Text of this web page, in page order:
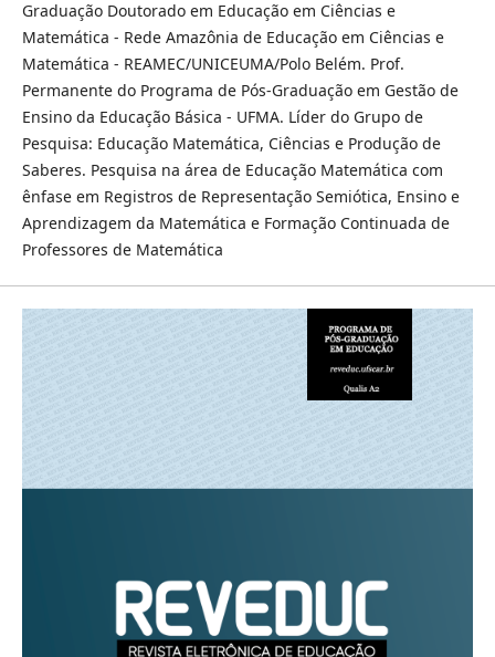
Graduação Doutorado em Educação em Ciências e
Matemática - Rede Amazônia de Educação em Ciências e
Matemática - REAMEC/UNICEUMA/Polo Belém. Prof.
Permanente do Programa de Pós-Graduação em Gestão de
Ensino da Educação Básica - UFMA. Líder do Grupo de
Pesquisa: Educação Matemática, Ciências e Produção de
Saberes. Pesquisa na área de Educação Matemática com
ênfase em Registros de Representação Semiótica, Ensino e
Aprendizagem da Matemática e Formação Continuada de
Professores de Matemática